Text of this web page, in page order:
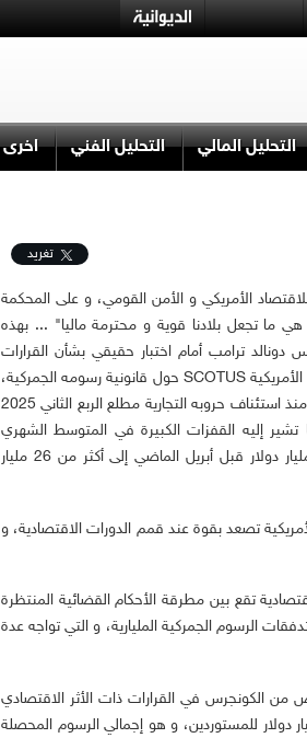
التحليل المالي التحليل الفني اخرى
تغريد
الأمريكي و الأمن القومي، و على المحكمة
ما تجعل بلادنا قوية و محترمة ماليا" ... بهذه
دونالد ترامب أمام اختبار حقيقي بشأن القرارات
النهائية المتوقعة من المحكمة العليا الأمريكية SCOTUS حول قانونية رسومه الجمركية،
يدعى ترامب أن تلك الرسوم وفرت منذ استئناف حروبه التجارية مطلع الربع الثاني 2025
و هو ما تشير إليه القفزات الكبيرة في المتوسط الشهري
لإيرادات الجمارك الأمريكية من 8 مليار دولار قبل أبريل الماضي إلى أكثر من 26 مليار
تصعد بقوة عند قمم الدورات الاقتصادية، و
تقع بين مطرقة الأحكام القضائية المنتظرة
الرسوم الجمركية المليارية، و التي تواجه عدة
الكونجرس في القرارات ذات الأثر الاقتصادي
و هو ما يجبر الحكومة الأمريكية على رد نحو 133.5 مليار دولار للمستوردين، و هو إجمالي الرسوم المحصلة